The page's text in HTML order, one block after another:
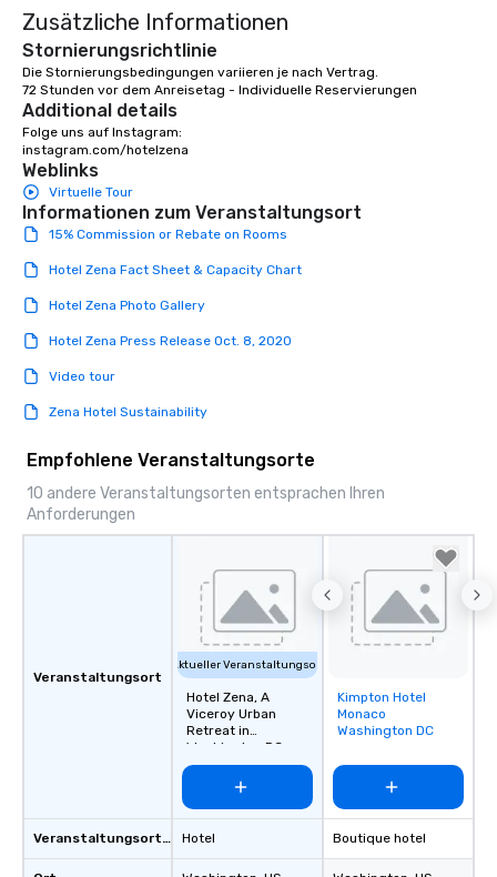
Zusätzliche Informationen
Stornierungsrichtlinie
Die Stornierungsbedingungen variieren je nach Vertrag.
72 Stunden vor dem Anreisetag - Individuelle Reservierungen
Additional details
Folge uns auf Instagram:
instagram.com/hotelzena
Weblinks
Virtuelle Tour
Informationen zum Veranstaltungsort
15% Commission or Rebate on Rooms
Hotel Zena Fact Sheet & Capacity Chart
Hotel Zena Photo Gallery
Hotel Zena Press Release Oct. 8, 2020
Video tour
Zena Hotel Sustainability
Empfohlene Veranstaltungsorte
10 andere Veranstaltungsorten entsprachen Ihren
Anforderungen
Veranstaltungsort
Veranstaltungsortstyp
Aktueller Veranstaltungsort
Hotel Zena, A
Viceroy Urban
Retreat in
Washington DC
Hotel
Removed from
favorites
Kimpton Hotel
Monaco
Washington DC
Boutique hotel